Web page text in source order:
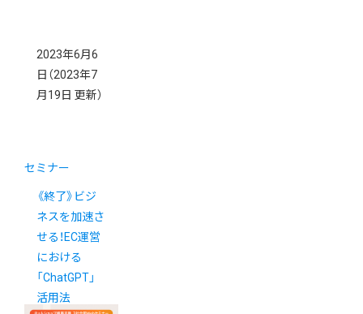
2023年6月6
日 （2023年7
月19日 更新）
セミナー
《終了》ビジ
ネスを加速さ
せる！EC運営
における
「ChatGPT」
活用法